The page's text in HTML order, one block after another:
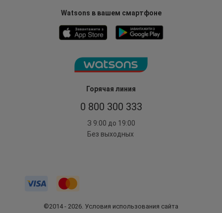
Горячая линия
0 800 300 333
З 9:00 до 19:00
Без выходных
Watsons в вашем смартфоне
©2014 - 2026. Условия использования сайта